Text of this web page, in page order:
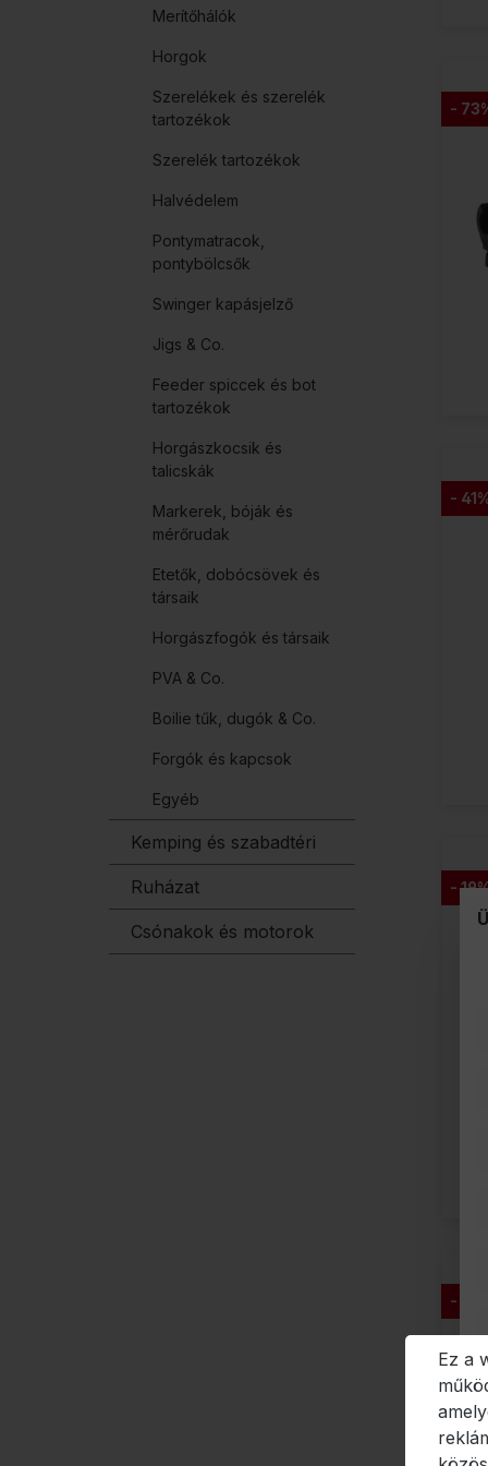
Merítőhálók
Horgok
Szerelékek és szerelék
tartozékok
Szerelék tartozékok
Halvédelem
Pontymatracok,
pontybölcsők
Swinger kapásjelző
Jigs & Co.
Feeder spiccek és bot
tartozékok
Horgászkocsik és
talicskák
Markerek, bóják és
mérőrudak
Etetők, dobócsövek és
társaik
Horgászfogók és társaik
PVA & Co.
Boilie tűk, dugók & Co.
Forgók és kapcsok
Egyéb
Kemping és szabadtéri
Ruházat
Csónakok és motorok
-
-
-
- 77%
Ez a